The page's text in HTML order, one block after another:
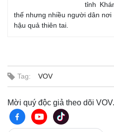
Hồ sơ
tỉnh
thế nhưng nhiều người dân
hậu quả thiên tai.
Tag: VOV
Mời quý độc giả theo dõi